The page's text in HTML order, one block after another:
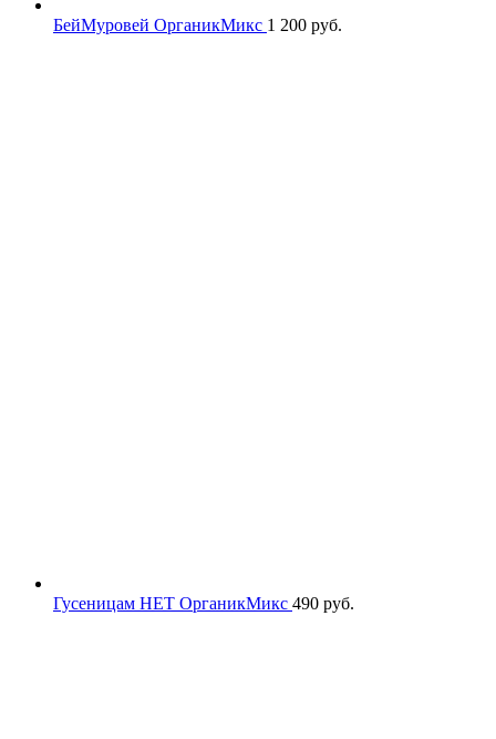
БейМуровей ОрганикМикс 1 200 руб.
Гусеницам НЕТ ОрганикМикс 490 руб.